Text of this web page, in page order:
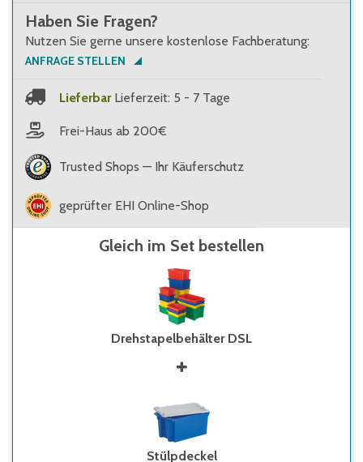
Haben Sie Fragen?
Nutzen Sie gerne unsere kostenlose Fachberatung:
ANFRAGE STELLEN
Lieferbar Lieferzeit: 5 - 7 Tage
Frei-Haus ab 200€
Trusted Shops — Ihr Käuferschutz
geprüfter EHI Online-Shop
Gleich im Set bestellen
Drehstapelbehälter DSL
Stülpdeckel